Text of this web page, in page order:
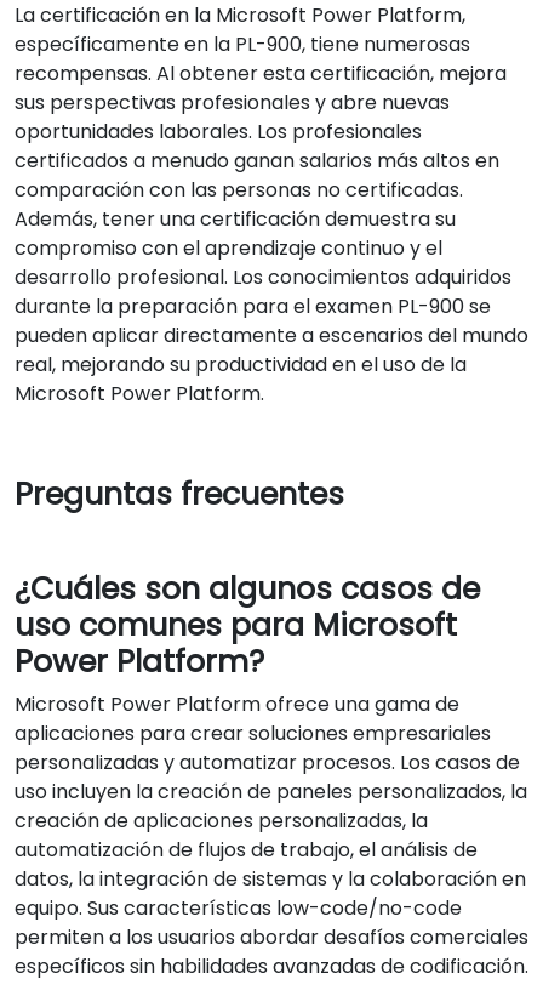
La certificación en la Microsoft Power Platform,
específicamente en la PL-900, tiene numerosas
recompensas. Al obtener esta certificación, mejora
sus perspectivas profesionales y abre nuevas
oportunidades laborales. Los profesionales
certificados a menudo ganan salarios más altos en
comparación con las personas no certificadas.
Además, tener una certificación demuestra su
compromiso con el aprendizaje continuo y el
desarrollo profesional. Los conocimientos adquiridos
durante la preparación para el examen PL-900 se
pueden aplicar directamente a escenarios del mundo
real, mejorando su productividad en el uso de la
Microsoft Power Platform.
Preguntas frecuentes
¿Cuáles son algunos casos de
uso comunes para Microsoft
Power Platform?
Microsoft Power Platform ofrece una gama de
aplicaciones para crear soluciones empresariales
personalizadas y automatizar procesos. Los casos de
uso incluyen la creación de paneles personalizados, la
creación de aplicaciones personalizadas, la
automatización de flujos de trabajo, el análisis de
datos, la integración de sistemas y la colaboración en
equipo. Sus características low-code/no-code
permiten a los usuarios abordar desafíos comerciales
específicos sin habilidades avanzadas de codificación.